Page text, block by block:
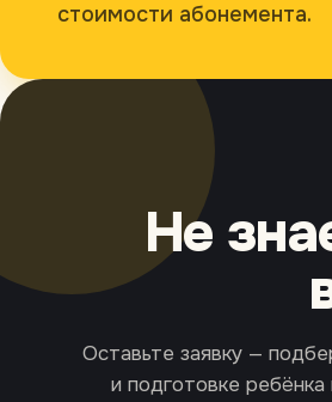
стоимости абонемента.
Не
Оставьте заявку —
и подготовке